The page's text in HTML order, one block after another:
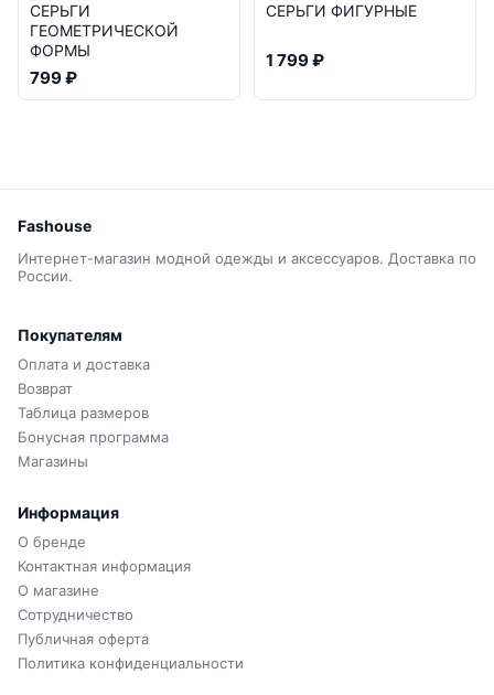
СЕРЬГИ
ГЕОМЕТРИЧЕСКОЙ
ФОРМЫ
799 ₽
СЕРЬГИ ФИГУРНЫЕ
1 799 ₽
Fashouse
Интернет-магазин модной одежды и аксессуаров. Доставка по
России.
Покупателям
Оплата и доставка
Возврат
Таблица размеров
Бонусная программа
Магазины
Информация
О бренде
Контактная информация
О магазине
Сотрудничество
Публичная оферта
Политика конфиденциальности